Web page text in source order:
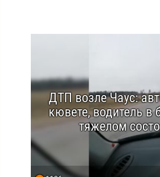
ДТП возле Чаус:
кювете, водитель в
тяжелом